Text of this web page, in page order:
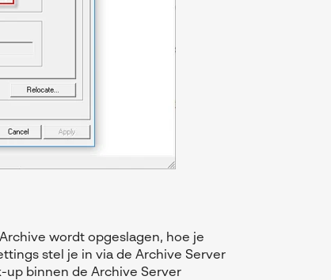
wordt opgeslagen, hoe je
stel je in via de Archive Server
up binnen de Archive Server